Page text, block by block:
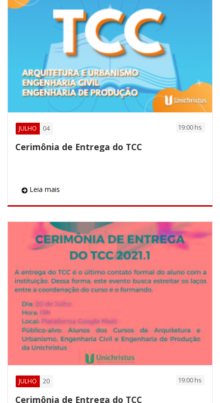
JULHO 04 19:00 hs
Cerimônia de Entrega do TCC
Leia mais
JULHO 20 19:00 hs
Cerimônia de Entrega do TCC